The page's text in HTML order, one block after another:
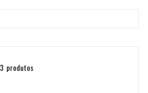
3 produtos